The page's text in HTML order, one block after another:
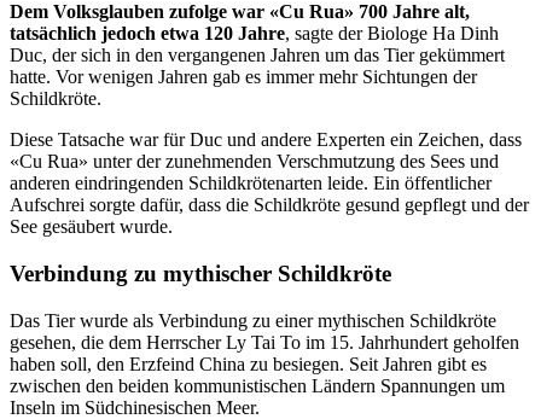
Dem Volksglauben zufolge war «Cu Rua» 700 Jahre alt,
tatsächlich jedoch etwa 120 Jahre, sagte der Biologe Ha Dinh
Duc, der sich in den vergangenen Jahren um das Tier gekümmert
hatte. Vor wenigen Jahren gab es immer mehr Sichtungen der
Schildkröte.
Diese Tatsache war für Duc und andere Experten ein Zeichen, dass
«Cu Rua» unter der zunehmenden Verschmutzung des Sees und
anderen eindringenden Schildkrötenarten leide. Ein öffentlicher
Aufschrei sorgte dafür, dass die Schildkröte gesund gepflegt und der
See gesäubert wurde.
Verbindung zu mythischer Schildkröte
Das Tier wurde als Verbindung zu einer mythischen Schildkröte
gesehen, die dem Herrscher Ly Tai To im 15. Jahrhundert geholfen
haben soll, den Erzfeind China zu besiegen. Seit Jahren gibt es
zwischen den beiden kommunistischen Ländern Spannungen um
Inseln im Südchinesischen Meer.